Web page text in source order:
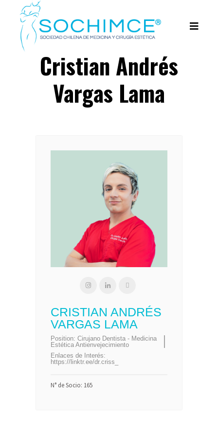
Cristian Andrés
Vargas Lama
CRISTIAN ANDRÉS
VARGAS LAMA
Position: Cirujano Dentista - Medicina
Estética Antienvejecimiento
Enlaces de Interés:
https://linktr.ee/dr.criss_
N° de Socio: 165